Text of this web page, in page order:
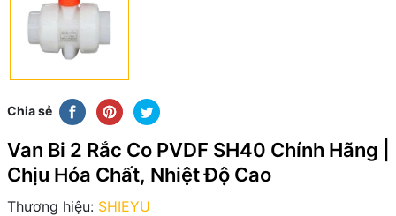
Chia sẻ
Van Bi 2 Rắc Co PVDF SH40 Chính Hãng |
Chịu Hóa Chất, Nhiệt Độ Cao
Thương hiệu: SHIEYU